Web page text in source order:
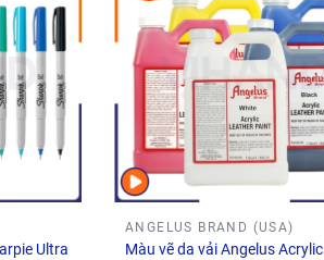
Ultra
ANGELUS BRAND (USA)
Màu vẽ da vải Angelus Acrylic